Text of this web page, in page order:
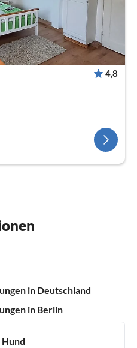
4,8
in Deutschland
in Berlin